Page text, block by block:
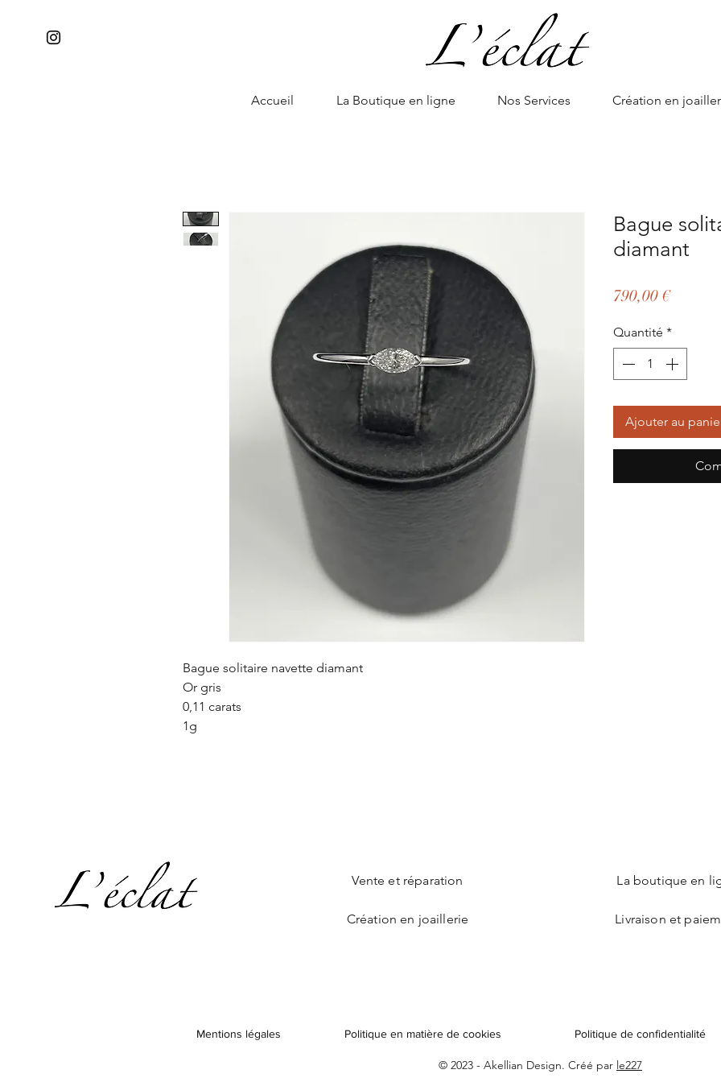
Accueil La Boutique en ligne Nos Services Création en
Bague solitaire navette diamant
Or gris
0,11 carats
1g
Bague
diamant
790,00 €Prix
Quantité *
Ajouter au
Vente et réparation
Création en joaillerie
La boutique en
Livraison et
Mentions légales Politique en matière de cookies Politique de confidentialité
© 2023 - Akellian Design. Créé par le227